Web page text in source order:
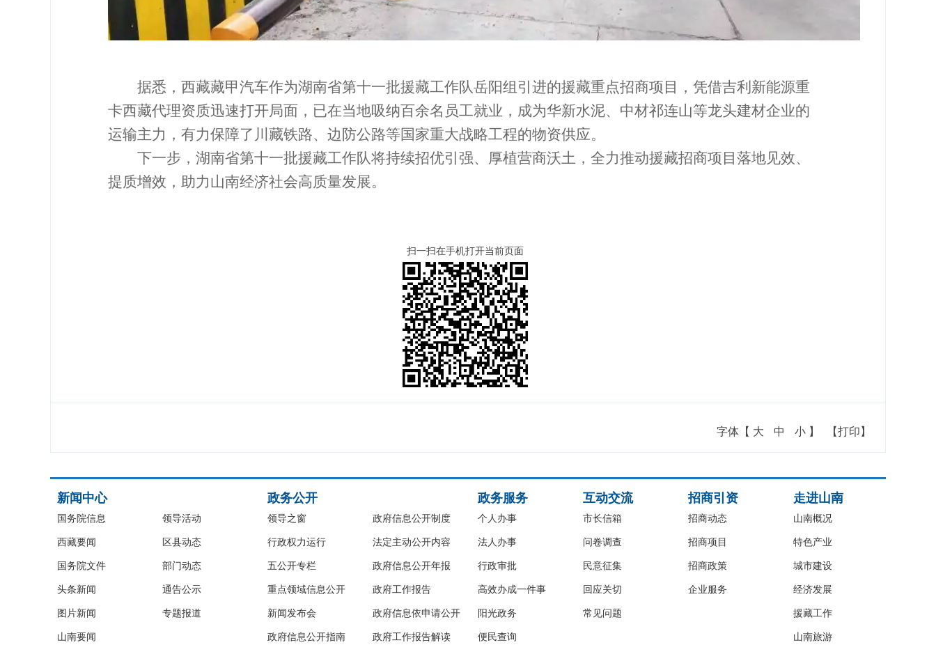
据悉，西藏藏甲汽车作为湖南省第十一批援藏工作队岳阳组引进的援藏重点招商项目，凭借吉利新能源重
卡西藏代理资质迅速打开局面，已在当地吸纳百余名员工就业，成为华新水泥、中材祁连山等龙头建材企业的
运输主力，有力保障了川藏铁路、边防公路等国家重大战略工程的物资供应。
下一步，湖南省第十一批援藏工作队将持续招优引强、厚植营商沃土，全力推动援藏招商项目落地见效、
提质增效，助力山南经济社会高质量发展。
扫一扫在手机打开当前页面
字体【 大 中 小 】 【打印】
新闻中心
国务院信息
西藏要闻
国务院文件
头条新闻
图片新闻
山南要闻
领导活动
区县动态
部门动态
通告公示
专题报道
政务公开
领导之窗
行政权力运行
五公开专栏
重点领域信息公开
新闻发布会
政府信息公开指南
政府信息公开制度
法定主动公开内容
政府信息公开年报
政府工作报告
政府信息依申请公开
政府工作报告解读
政务服务
个人办事
法人办事
行政审批
高效办成一件事
阳光政务
便民查询
互动交流
市长信箱
问卷调查
民意征集
回应关切
常见问题
招商引资
招商动态
招商项目
招商政策
企业服务
走进山南
山南概况
特色产业
城市建设
经济发展
援藏工作
山南旅游